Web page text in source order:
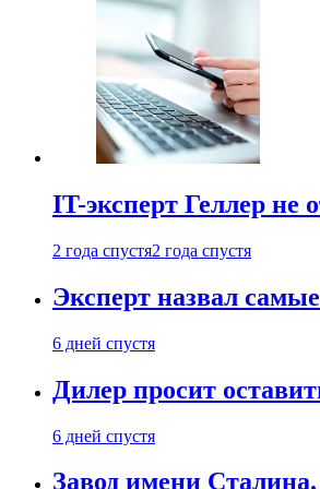
IT-эксперт Геллер не
2 года спустя2 года спустя
Эксперт назвал
6 дней спустя
Дилер просит
6 дней спустя
Завод имени